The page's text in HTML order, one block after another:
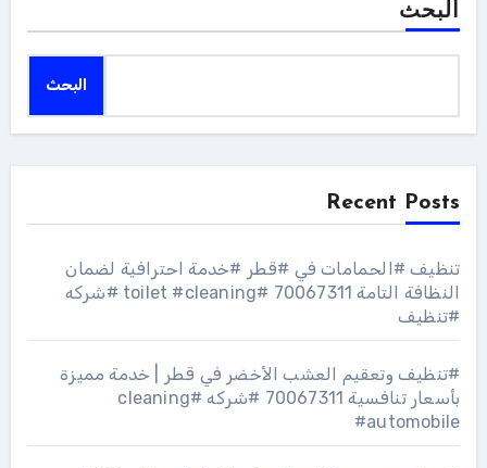
البحث
البحث
Recent Posts
تنظيف #الحمامات في #قطر #خدمة احترافية لضمان
النظافة التامة 70067311 #toilet #cleaning #شركه
#تنظيف
#تنظيف وتعقيم العشب الأخضر في قطر | خدمة مميزة
بأسعار تنافسية 70067311 #شركه #cleaning
#automobile